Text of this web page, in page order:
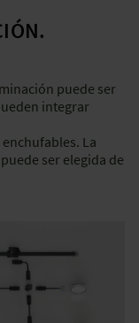
puede ser
integrar
La
ser elegida de